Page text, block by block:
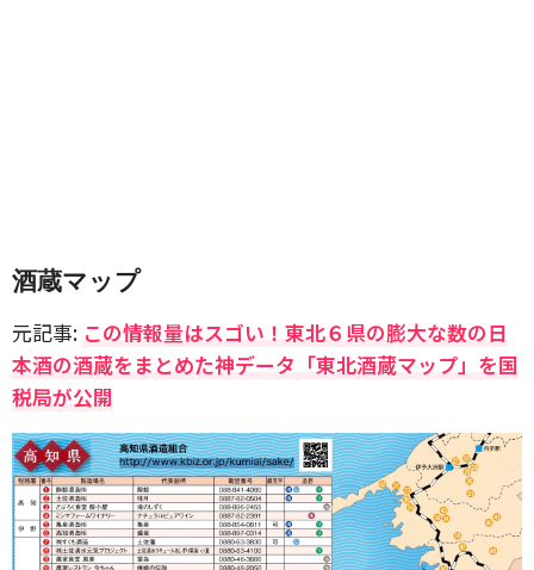
酒蔵マップ
元記事: この情報量はスゴい！東北６県の膨大な数の日
本酒の酒蔵をまとめた神データ「東北酒蔵マップ」を国
税局が公開